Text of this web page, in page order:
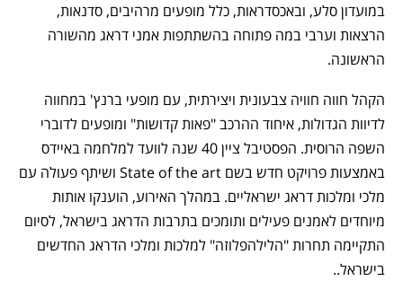
במועדון סלע, ובאכסדראות, כלל מופעים מרהיבים, סדנאות,
הרצאות וערבי במה פתוחה בהשתתפות אמני דראג מהשורה
הראשונה.
הקהל חווה חוויה צבעונית ויצירתית, עם מופעי ברנץ' במחווה
לדיוות הגדולות, איחוד ההרכב "פאות קדושות" ומופעים לדוברי
השפה הרוסית. הפסטיבל ציין 40 שנה לוועד למלחמה באיידס
באמצעות פרויקט חדש בשם State of the art ושיתף פעולה עם
מלכי ומלכות דראג ישראליים. במהלך האירוע, הוענקו אותות
מיוחדים לאמנים פעילים ותומכים בתרבות הדראג בישראל, לסיום
התקיימה תחרות "הלילהפלוזה" למלכות ומלכי הדראג החדשים
בישראל..